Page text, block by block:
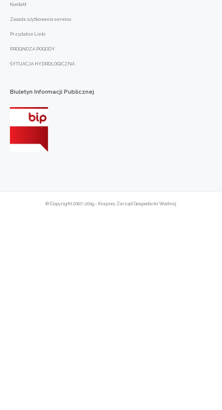
Kontakt
Zasada użytkowania serwisu
Przydatne Linki
PROGNOZA POGODY
SYTUACJA HYDROLOGICZNA
Biuletyn Informacji Publicznej
© Copyright 2007-2019 - Krajowy Zarząd Gospodarki Wodnej